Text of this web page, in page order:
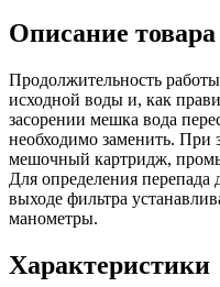
Описание товара
Продолжительность
исходной воды и, как
засорении мешка вода
необходимо заменить. При
мешочный картридж,
Для определения перепада
выходе фильтра
манометры.
Характеристики